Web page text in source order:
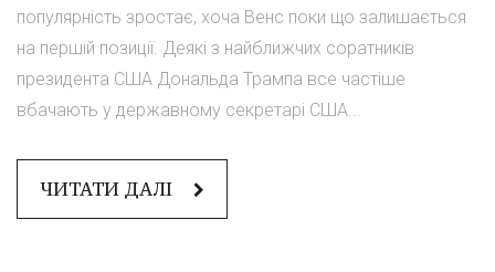
популярність зростає, хоча Венс поки що залишається
на першій позиції. Деякі з найближчих соратників
президента США Дональда Трампа все частіше
вбачають у державному секретарі США...
ЧИТАТИ ДАЛІ